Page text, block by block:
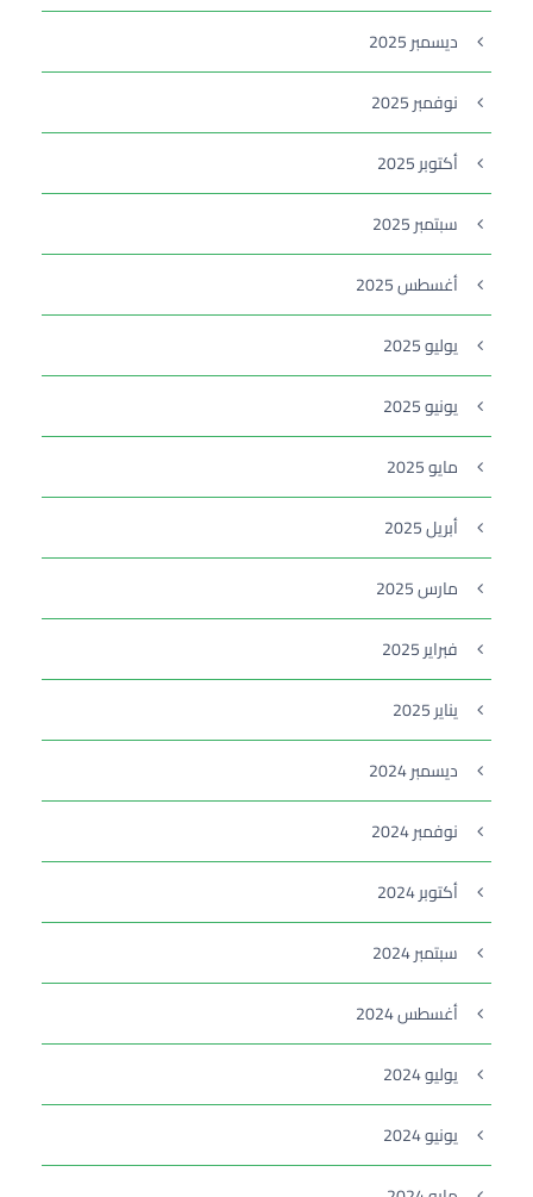
ديسمبر 2025
نوفمبر 2025
أكتوبر 2025
سبتمبر 2025
أغسطس 2025
يوليو 2025
يونيو 2025
مايو 2025
أبريل 2025
مارس 2025
فبراير 2025
يناير 2025
ديسمبر 2024
نوفمبر 2024
أكتوبر 2024
سبتمبر 2024
أغسطس 2024
يوليو 2024
يونيو 2024